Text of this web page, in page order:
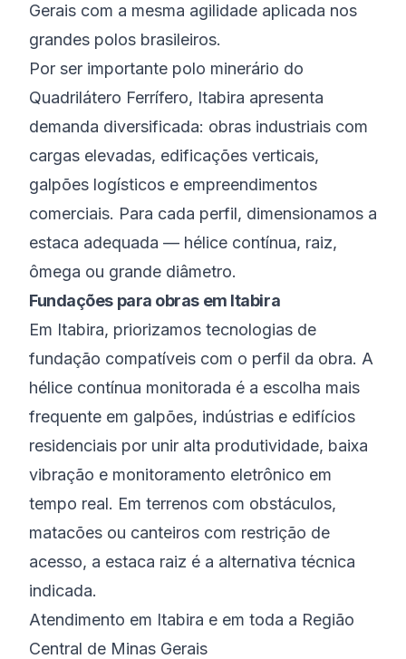
Gerais com a mesma agilidade aplicada nos
grandes polos brasileiros.
Por ser importante polo minerário do
Quadrilátero Ferrífero, Itabira apresenta
demanda diversificada: obras industriais com
cargas elevadas, edificações verticais,
galpões logísticos e empreendimentos
comerciais. Para cada perfil, dimensionamos a
estaca adequada — hélice contínua, raiz,
ômega ou grande diâmetro.
Fundações para obras em Itabira
Em Itabira, priorizamos tecnologias de
fundação compatíveis com o perfil da obra. A
hélice contínua monitorada é a escolha mais
frequente em galpões, indústrias e edifícios
residenciais por unir alta produtividade, baixa
vibração e monitoramento eletrônico em
tempo real. Em terrenos com obstáculos,
matacões ou canteiros com restrição de
acesso, a estaca raiz é a alternativa técnica
indicada.
Atendimento em Itabira e em toda a Região
Central de Minas Gerais